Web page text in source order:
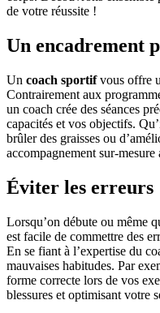
de votre réussite !
Un encadrement
Un coach sportifvous offre
Contrairement aux
un coach crée des séances
capacités et vos objectifs.
brûler des graisses ou
accompagnement sur-mesure
Éviter les erreurs
Lorsqu’on débute ou même
est facile de commettre des
En se fiant à l’expertise du
mauvaises habitudes. Par
forme correcte lors de vos
blessures et optimisant votre